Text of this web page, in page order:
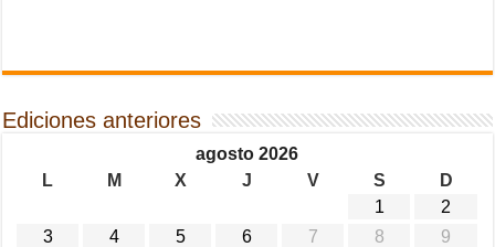
Ediciones anteriores
agosto 2026
L
M X J V S
D
1
2
3
4 5 6 7 8
9